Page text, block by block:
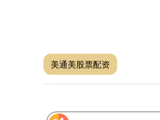
美通美股票配资